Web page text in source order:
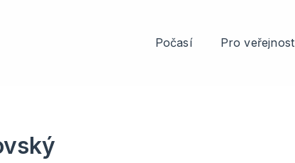
Počasí Pro veřejnost